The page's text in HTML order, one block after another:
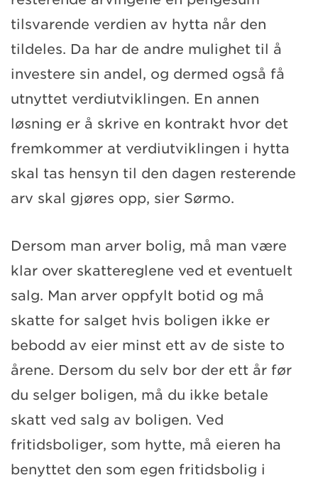
tilsvarende verdien av hytta når den
tildeles. Da har de andre mulighet til å
investere sin andel, og dermed også få
utnyttet verdiutviklingen. En annen
løsning er å skrive en kontrakt hvor det
fremkommer at verdiutviklingen i hytta
skal tas hensyn til den dagen resterende
arv skal gjøres opp, sier Sørmo.
Dersom man arver bolig, må man være
klar over skattereglene ved et eventuelt
salg. Man arver oppfylt botid og må
skatte for salget hvis boligen ikke er
bebodd av eier minst ett av de siste to
årene. Dersom du selv bor der ett år før
du selger boligen, må du ikke betale
skatt ved salg av boligen. Ved
fritidsboliger, som hytte, må eieren ha
benyttet den som egen fritidsbolig i